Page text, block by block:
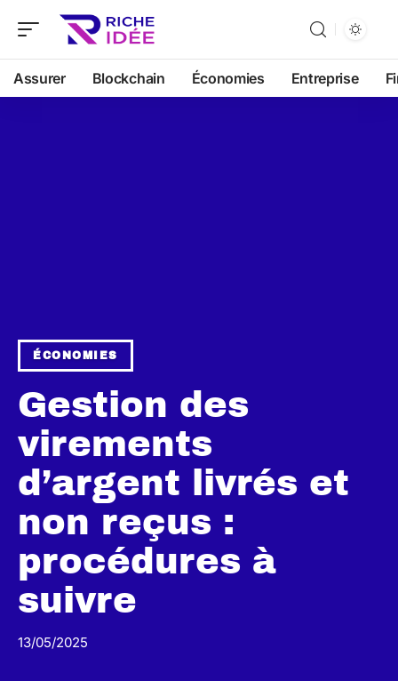
Assurer Blockchain Économies Entreprise
ÉCONOMIES
Gestion des
virements
d’argent livrés et
non reçus :
procédures à
suivre
13/05/2025